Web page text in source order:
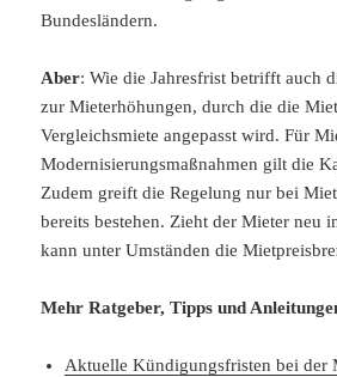
Bundesländern.
Aber: Wie die Jahresfrist betrifft auch
zur Mieterhöhungen, durch die die
Vergleichsmiete angepasst wird. Für
Modernisierungsmaßnahmen gilt die
Zudem greift die Regelung nur bei
bereits bestehen. Zieht der Mieter neu
kann unter Umständen die
Mehr Ratgeber, Tipps und
Aktuelle Kündigungsfristen bei der